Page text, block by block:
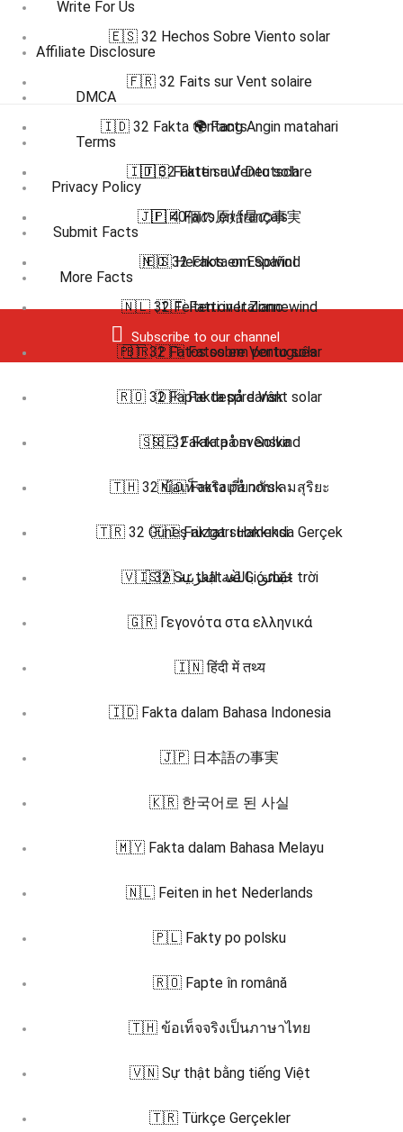
Write For Us
Affiliate Disclosure
DMCA
Terms
Privacy Policy
Submit Facts
More Facts
Subscribe to our channel
🇪🇸 32 Hechos Sobre Viento solar
🇫🇷 32 Faits sur Vent solaire
🇮🇩 32 Fakta tentang Angin matahari
🇮🇹 32 Fatti su Vento solare
🇯🇵 40個の原始星の事実
🇳🇴 32 Fakta om Solvind
🇳🇱 32 Feiten over Zonnewind
🇵🇹 32 Fatos sobre Vento solar
🇷🇴 32 Fapte despre Vânt solar
🇸🇪 32 Fakta om Solvind
🇹🇭 32 ข้อเท็จจริงเกี่ยวกับ ลมสุริยะ
🇹🇷 32 Güneş rüzgarı Hakkında Gerçek
🇻🇮 32 Sự thật về Gió mặt trời
🌍 Facts
🇩🇪 Fakten auf Deutsch
🇫🇷 Faits en français
🇪🇸 Hechos en Español
🇮🇹 Fatti in Italiano
🇧🇷 🇵🇹 Fatos em português
🇩🇰 Fakta på dansk
🇸🇪 Fakta på svenska
🇳🇴 Fakta på norsk
🇫🇮 Faktat suomeksi
🇸🇦 حقائق باللغة العربية
🇬🇷 Γεγονότα στα ελληνικά
🇮🇳 हिंदी में तथ्य
🇮🇩 Fakta dalam Bahasa Indonesia
🇯🇵 日本語の事実
🇰🇷 한국어로 된 사실
🇲🇾 Fakta dalam Bahasa Melayu
🇳🇱 Feiten in het Nederlands
🇵🇱 Fakty po polsku
🇷🇴 Fapte în română
🇹🇭 ข้อเท็จจริงเป็นภาษาไทย
🇻🇳 Sự thật bằng tiếng Việt
🇹🇷 Türkçe Gerçekler